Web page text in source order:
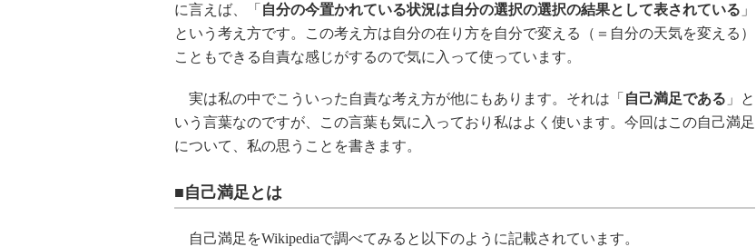
に言えば、「 自分の今置かれている状況は自分の選択の選択の結果として表されている 」
という考え方です。この考え方は自分の在り方を自分で変える（＝自分の天気を変える）
こともできる自責な感じがするので気に入って使っています。
実は私の中でこういった自責な考え方が他にもあります。それは「 自己満足である 」と
いう言葉なのですが、この言葉も気に入っており私はよく使います。今回はこの自己満足
について、私の思うことを書きます。
■自己満足とは
自己満足をWikipediaで調べてみると以下のように記載されています。